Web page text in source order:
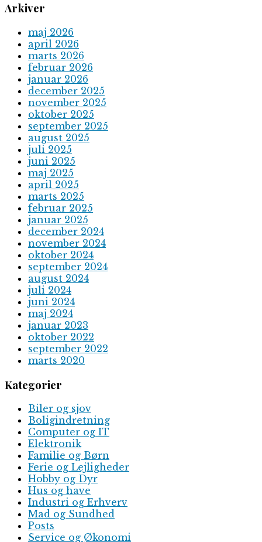
Arkiver
maj 2026
april 2026
marts 2026
februar 2026
januar 2026
december 2025
november 2025
oktober 2025
september 2025
august 2025
juli 2025
juni 2025
maj 2025
april 2025
marts 2025
februar 2025
januar 2025
december 2024
november 2024
oktober 2024
september 2024
august 2024
juli 2024
juni 2024
maj 2024
januar 2023
oktober 2022
september 2022
marts 2020
Kategorier
Biler og sjov
Boligindretning
Computer og IT
Elektronik
Familie og Børn
Ferie og Lejligheder
Hobby og Dyr
Hus og have
Industri og Erhverv
Mad og Sundhed
Posts
Service og Økonomi